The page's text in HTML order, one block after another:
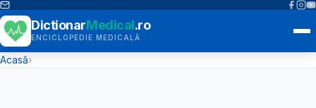
DictionarMedical.ro
ENCICLOPEDIE MEDICALĂ
Acasă›